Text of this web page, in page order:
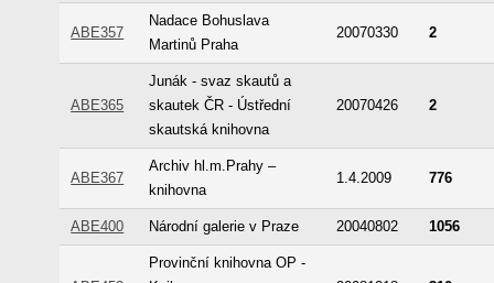
ABE357
Nadace Bohuslava
Martinů Praha
20070330 2
ABE365
Junák - svaz skautů a
skautek ČR - Ústřední
skautská knihovna
20070426 2
ABE367
Archiv hl.m.Prahy –
knihovna
1.4.2009 776
ABE400 Národní galerie v Praze 20040802 1056
Provinční knihovna OP -